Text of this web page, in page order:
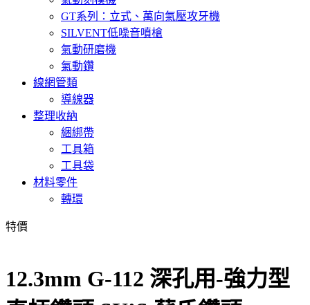
GT系列：立式、萬向氣壓攻牙機
SILVENT低噪音噴槍
氣動研磨機
氣動鑽
線網管類
導線器
整理收納
綑綁帶
工具箱
工具袋
材料零件
轉環
特價
12.3mm G-112 深孔用-強力型